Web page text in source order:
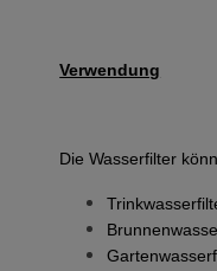
Verwendung
Die Wasserfilter